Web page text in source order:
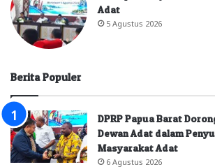
Adat
5 Agustus 2026
Berita Populer
DPRP Papua Barat
Dewan Adat dalam
Masyarakat Adat
6 Agustus 2026